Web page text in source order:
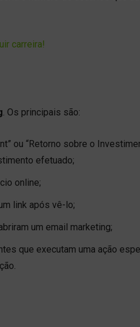
carreira!
. Os principais são:
ou “Retorno sobre o
efetuado;
online;
link após vê-lo;
um email marketing;
que executam uma ação